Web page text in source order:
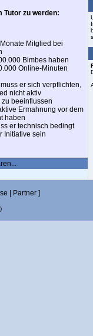
Tutor zu werden:
Mitglied bei
Bimbes haben
Online-Minuten
er sich verpflichten,
nicht aktiv
beeinflussen
Ermahnung vor dem
haben
er technisch bedingt
Initiative sein
Partner ]